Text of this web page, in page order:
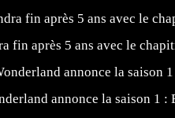
fin après 5 ans avec le
annonce la saison 1